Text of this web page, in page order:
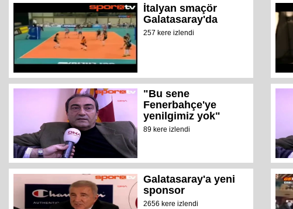
İtalyan smaçör
Galatasaray'da
257 kere izlendi
"Bu sene
Fenerbahçe'ye
yenilgimiz yok"
89 kere izlendi
Galatasaray'a yeni
sponsor
2656 kere izlendi